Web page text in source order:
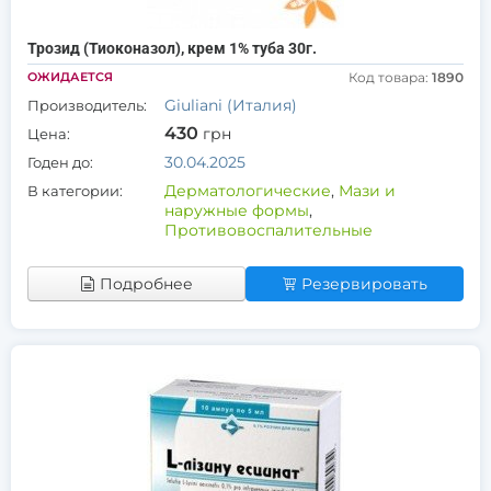
Трозид (Тиоконазол), крем 1% туба 30г.
ОЖИДАЕТСЯ Код товара: 1890
Производитель: Giuliani (Италия)
Цена: 430 грн
Годен до: 30.04.2025
В категории: Дерматологические, Мази и
наружные формы,
Противовоспалительные
Подробнее Резервировать